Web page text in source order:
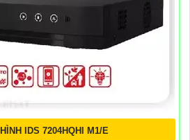
IDS 7204HQHI M1/E